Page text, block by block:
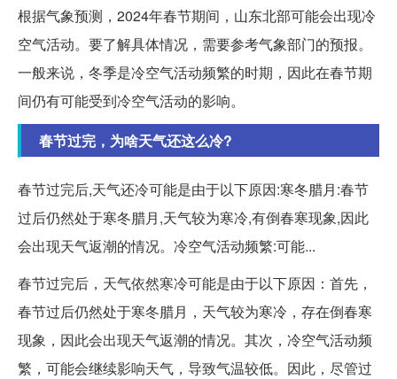
根据气象预测，2024年春节期间，山东北部可能会出现冷
空气活动。要了解具体情况，需要参考气象部门的预报。
一般来说，冬季是冷空气活动频繁的时期，因此在春节期
间仍有可能受到冷空气活动的影响。
春节过完，为啥天气还这么冷?
春节过完后,天气还冷可能是由于以下原因:寒冬腊月:春节
过后仍然处于寒冬腊月,天气较为寒冷,有倒春寒现象,因此
会出现天气返潮的情况。冷空气活动频繁:可能...
春节过完后，天气依然寒冷可能是由于以下原因：首先，
春节过后仍然处于寒冬腊月，天气较为寒冷，存在倒春寒
现象，因此会出现天气返潮的情况。其次，冷空气活动频
繁，可能会继续影响天气，导致气温较低。因此，尽管过